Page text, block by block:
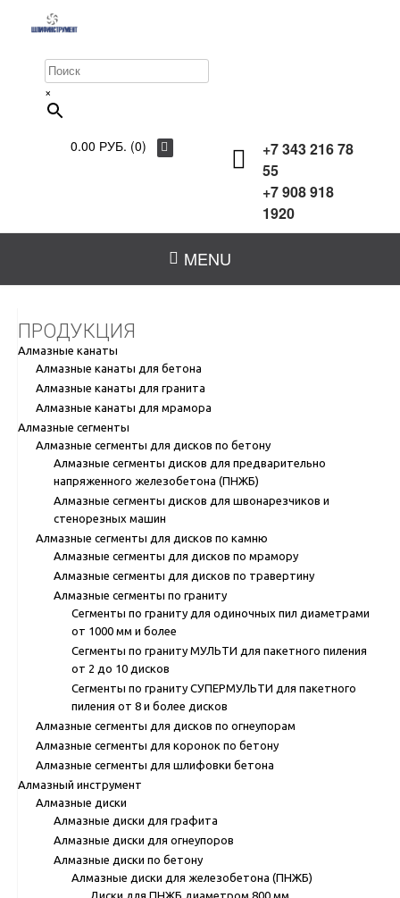
×
+7 343 216 78
55
+7 908 918
1920
0.00 РУБ. (0)
MENU
ПРОДУКЦИЯ
Алмазные канаты
Алмазные канаты для бетона
Алмазные канаты для гранита
Алмазные канаты для мрамора
Алмазные сегменты
Алмазные сегменты для дисков по бетону
Алмазные сегменты дисков для предварительно
напряженного железобетона (ПНЖБ)
Алмазные сегменты дисков для швонарезчиков и
стенорезных машин
Алмазные сегменты для дисков по камню
Алмазные сегменты для дисков по мрамору
Алмазные сегменты для дисков по травертину
Алмазные сегменты по граниту
Сегменты по граниту для одиночных пил диаметрами
от 1000 мм и более
Сегменты по граниту МУЛЬТИ для пакетного пиления
от 2 до 10 дисков
Сегменты по граниту СУПЕРМУЛЬТИ для пакетного
пиления от 8 и более дисков
Алмазные сегменты для дисков по огнеупорам
Алмазные сегменты для коронок по бетону
Алмазные сегменты для шлифовки бетона
Алмазный инструмент
Алмазные диски
Алмазные диски для графита
Алмазные диски для огнеупоров
Алмазные диски по бетону
Алмазные диски для железобетона (ПНЖБ)
Диски для ПНЖБ диаметром 800 мм